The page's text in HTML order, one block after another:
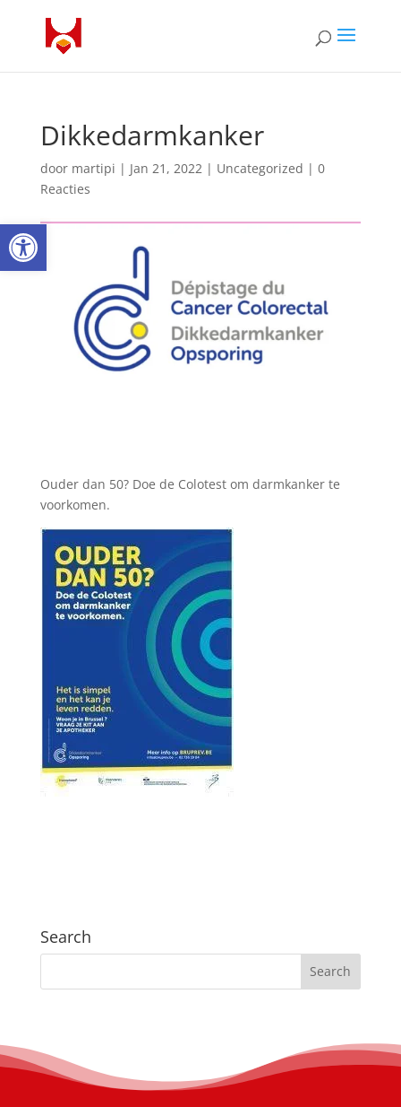
Open toolbar
Dikkedarmkanker
door martipi | Jan 21, 2022| Uncategorized | 0
Reacties
Ouder dan 50? Doe de Colotest om darmkanker te
voorkomen.
Search